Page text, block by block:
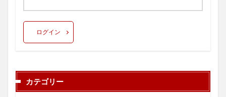
ログイン
カテゴリー